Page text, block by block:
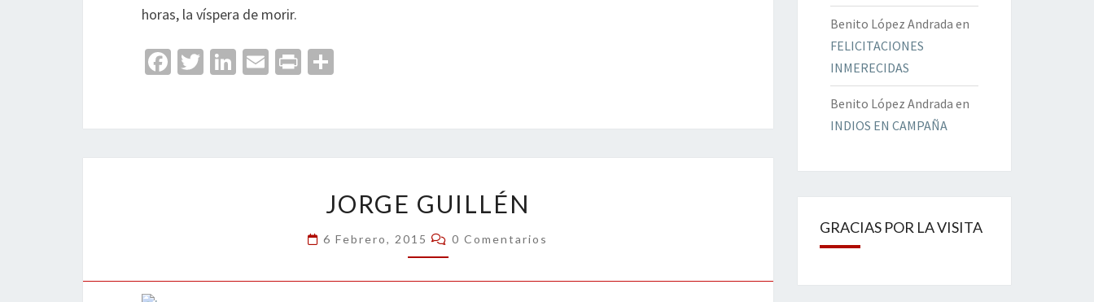
horas, la víspera de morir.
Fa
o
T
Li
n
E
Pr
ar
tir
GUILLÉN
JORGE GUILLÉN
6 Febrero, 2015 Comentarios
0 Comentarios
Benito López Andrada en
FELICITACIONES
INMERECIDAS
Benito López Andrada en
INDIOS EN CAMPAÑA
GRACIAS POR LA VISITA